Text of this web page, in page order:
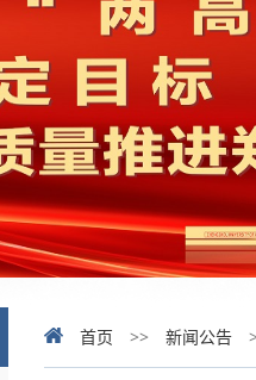
首页 >> 新闻公告